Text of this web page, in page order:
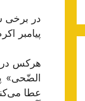
در برخى
پیامبر
هرکس
الضّحى»
عطا